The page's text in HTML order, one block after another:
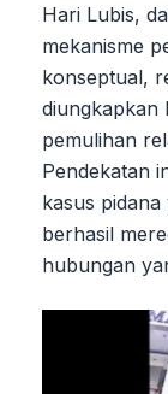
Hari Lubis,
mekanisme
konseptual,
diungkapkan
pemulihan
Pendekatan
kasus
berhasil
hubungan